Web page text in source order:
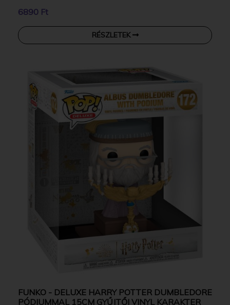
6890 Ft
RÉSZLETEK
FUNKO - DELUXE HARRY POTTER DUMBLEDORE
PÓDIUMMAL 15CM GYŰJTŐI VINYL KARAKTER